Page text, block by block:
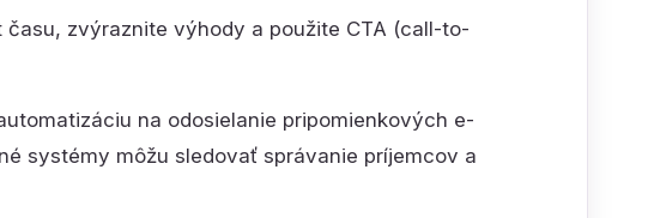
času, zvýraznite výhody a použite CTA (call-to-
na odosielanie pripomienkových e-
systémy môžu sledovať správanie príjemcov a